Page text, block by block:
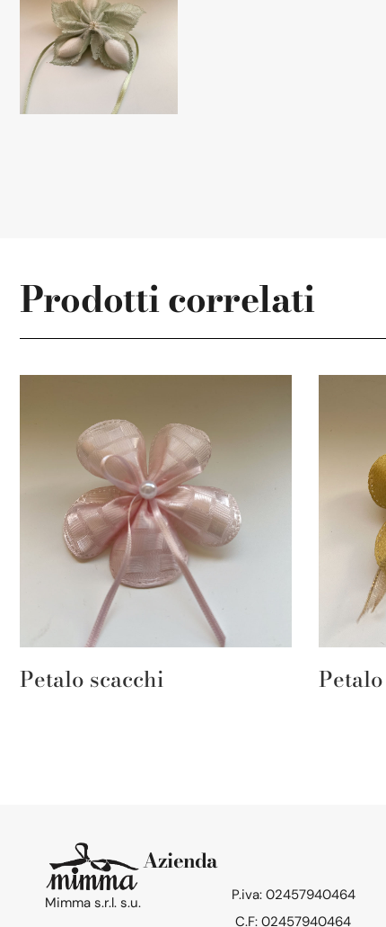
Prodotti correlati
Petalo scacchi
Mimma s.r.l. s.u.
Azienda
P.iva: 02457940464
C.F: 02457940464